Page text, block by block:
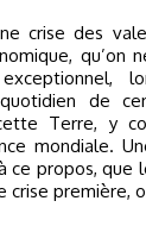
crise des
qu’on
de
Terre, y
mondiale.
ce propos, que
première,